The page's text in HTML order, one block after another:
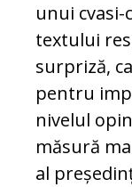
unui
textului
sur­pri­ză,
pentru
nivelul
măsură
al